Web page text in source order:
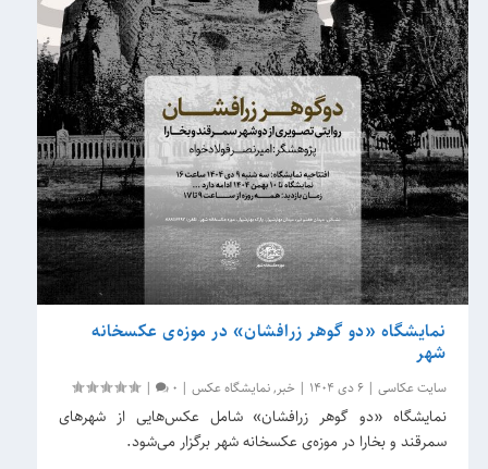
نمایشگاه «دو گوهر زرافشان» در موزه‌ی عکسخانه
شهر
سایت عکاسی |6 دی 1404 | خبر,نمایشگاه عکس |
0
|
نمایشگاه «دو گوهر زرافشان» شامل عکس‌هایی از شهرهای
سمرقند و بخارا در موزه‌ی عکسخانه شهر برگزار می‌شود.